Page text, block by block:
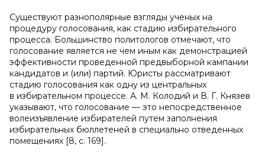
Существуют разнополярные взгляды ученых на
процедуру голосования, как стадию избирательного
процесса. Большинство политологов отмечают, что
голосование является не чем иным как демонстрацией
эффективности проведенной предвыборной кампании
кандидатов и (или) партий. Юристы рассматривают
стадию голосования как одну из центральных
в избирательном процессе. А. М. Колодий и В. Г. Князев
указывают, что голосование — это непосредственное
волеизъявление избирателей путем заполнения
избирательных бюллетеней в специально отведенных
помещениях [8, с. 169].